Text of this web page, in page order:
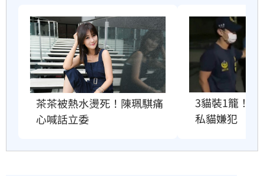
茶茶被熱水燙死！陳珮騏痛
心喊話立委
3貓裝1籠！養
私貓嫌犯